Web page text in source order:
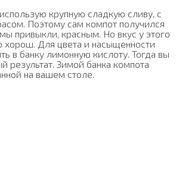
крупную сладкую сливу, с
Поэтому сам компот получился
привыкли, красным. Но вкус у этого
хорош. Для цвета и насыщенности
в банку лимонную кислоту. Тогда вы
результат. Зимой банка компота
на вашем столе.